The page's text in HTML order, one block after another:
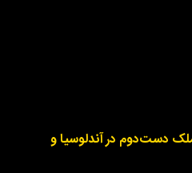
دست‌دوم در آندلوسیا و